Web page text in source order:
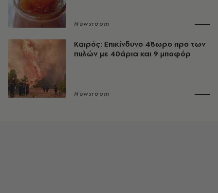
Newsroom
Καιρός: Επικίνδυνο 48ωρο προ των
πυλών με 40άρια και 9 μποφόρ
Newsroom